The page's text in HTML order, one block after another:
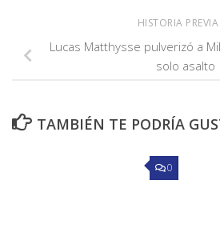
HISTORIA PREVIA
Lucas Matthysse pulverizó a
solo asalto
TAMBIÉN TE PODRÍA
0